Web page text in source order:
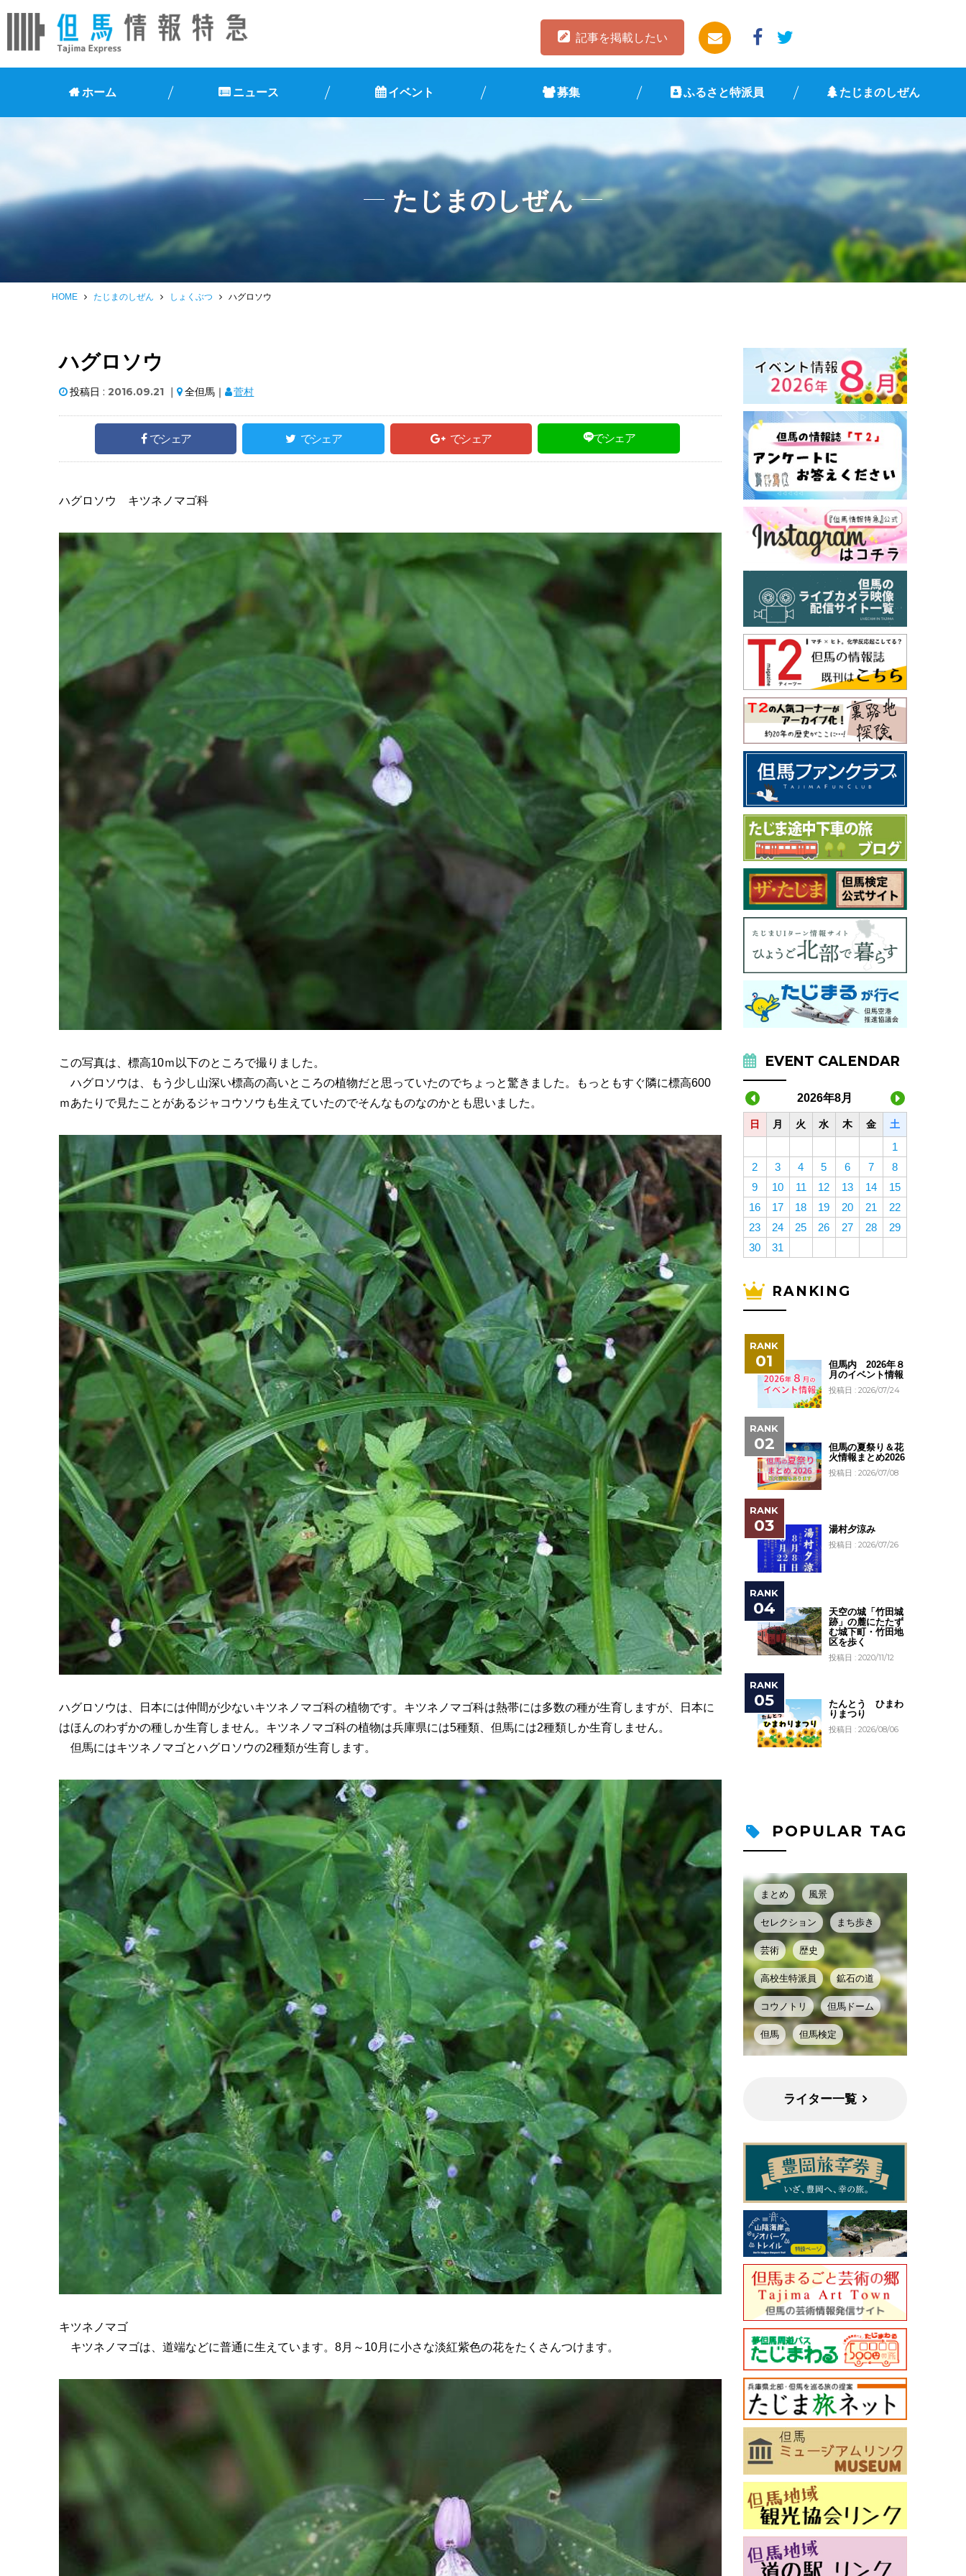
記事を掲載したい
ホーム ニュース イベント 募集 ふるさと特派員 たじまのしぜん
たじまのしぜん
HOME たじまのしぜん しょくぶつ ハグロソウ
ハグロソウ
投稿日 : 2016.09.21｜ 全但馬｜ 菅村
でシェア でシェア でシェア でシェア
ハグロソウ キツネノマゴ科
この写真は、標高10ｍ以下のところで撮りました。
ハグロソウは、もう少し山深い標高の高いところの植物だと思っていたのでちょっと驚きました。もっともすぐ隣に標高600
ｍあたりで見たことがあるジャコウソウも生えていたのでそんなものなのかとも思いました。
ハグロソウは、日本には仲間が少ないキツネノマゴ科の植物です。キツネノマゴ科は熱帯には多数の種が生育しますが、日本に
はほんのわずかの種しか生育しません。キツネノマゴ科の植物は兵庫県には5種類、但馬には2種類しか生育しません。
但馬にはキツネノマゴとハグロソウの2種類が生育します。
キツネノマゴ
キツネノマゴは、道端などに普通に生えています。8月～10月に小さな淡紅紫色の花をたくさんつけます。
EVENT CALENDAR
2026年8月
日 月 火 水 木 金 土
1
2
3 4 5 6 7
8
9
10 11 12 13 14
15
16
17 18 19 20 21
22
23
24 25 26 27 28
29
30
31
RANKING
但馬内 2026年８
月のイベント情報
投稿日 : 2026/07/24
但馬の夏祭り＆花
火情報まとめ2026
投稿日 : 2026/07/08
湯村夕涼み
投稿日 : 2026/07/26
天空の城「竹田城
跡」の麓にたたず
む城下町・竹田地
区を歩く
投稿日 : 2020/11/12
たんとう ひまわ
りまつり
投稿日 : 2026/08/06
POPULAR TAG
まとめ 風景
セレクション まち歩き
芸術 歴史
高校生特派員 鉱石の道
コウノトリ 但馬ドーム
但馬 但馬検定
ライター一覧